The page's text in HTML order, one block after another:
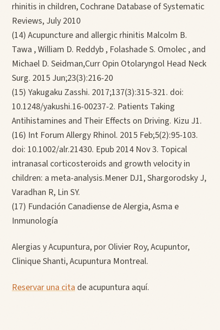
rhinitis in children, Cochrane Database of Systematic
Reviews, July 2010
(14) Acupuncture and allergic rhinitis Malcolm B.
Tawa , William D. Reddyb , Folashade S. Omolec , and
Michael D. Seidman,Curr Opin Otolaryngol Head Neck
Surg. 2015 Jun;23(3):216-20
(15) Yakugaku Zasshi. 2017;137(3):315-321. doi:
10.1248/yakushi.16-00237-2. Patients Taking
Antihistamines and Their Effects on Driving. Kizu J1.
(16) Int Forum Allergy Rhinol. 2015 Feb;5(2):95-103.
doi: 10.1002/alr.21430. Epub 2014 Nov 3. Topical
intranasal corticosteroids and growth velocity in
children: a meta-analysis.Mener DJ1, Shargorodsky J,
Varadhan R, Lin SY.
(17) Fundación Canadiense de Alergia, Asma e
Inmunología
Alergias y Acupuntura, por Olivier Roy, Acupuntor,
Clinique Shanti, Acupuntura Montreal.
Reservar una cita de acupuntura aquí.